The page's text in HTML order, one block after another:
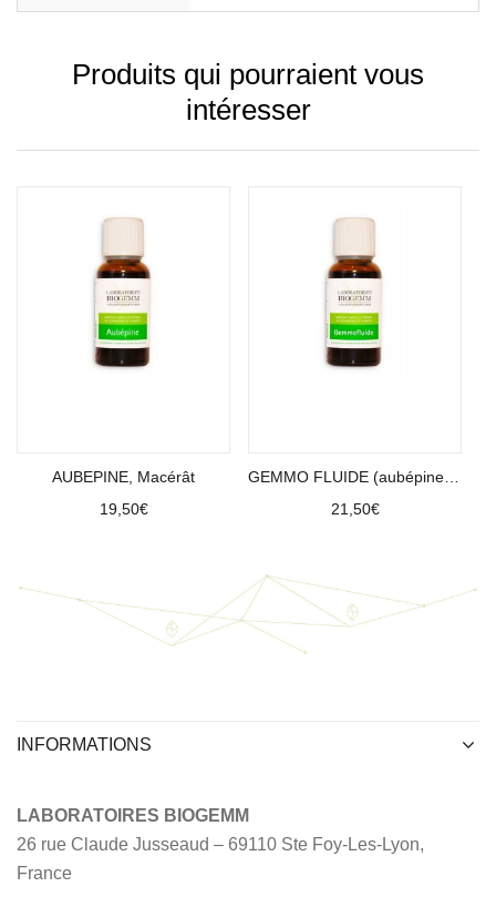
Produits qui pourraient vous
intéresser
AUBEPINE, Macérât
19,50€
21,50€
INFORMATIONS
LABORATOIRES BIOGEMM
26 rue Claude Jusseaud – 69110 Ste Foy-Les-Lyon,
France